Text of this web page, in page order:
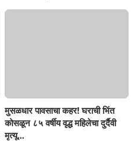
मुसळधार पावसाचा कहर! घराची भिंत
कोसळून ८५ वर्षीय वृद्ध महिलेचा दुर्दैवी
मृत्यू...